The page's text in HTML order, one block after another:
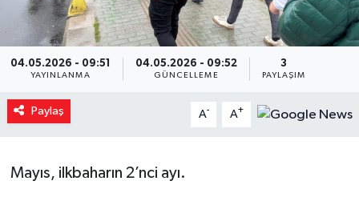
04.05.2026 - 09:51
YAYINLANMA
04.05.2026 - 09:52
GÜNCELLEME
3
PAYLAŞIM
Paylaş A- A+
Mayıs, ilkbaharın 2’nci ayı.